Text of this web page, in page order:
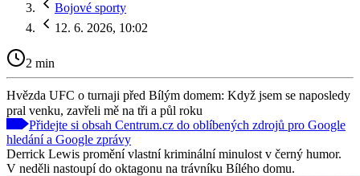
Bojové sporty
12. 6. 2026, 10:02
2 min
Hvězda UFC o turnaji před Bílým domem: Když jsem se naposledy
pral venku, zavřeli mě na tři a půl roku
Přidejte si obsah Centrum.cz do oblíbených zdrojů pro Google
hledání a Google zprávy
Derrick Lewis promění vlastní kriminální minulost v černý humor.
V neděli nastoupí do oktagonu na trávníku Bílého domu.